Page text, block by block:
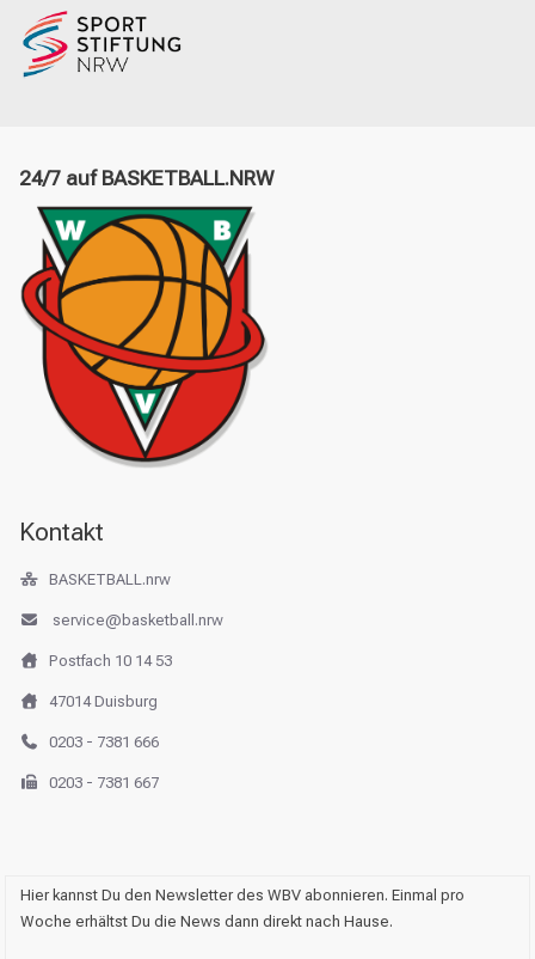
24/7 auf BASKETBALL.NRW
Kontakt
BASKETBALL.nrw
service@basketball.nrw
Postfach 10 14 53
47014 Duisburg
0203 - 7381 666
0203 - 7381 667
Hier kannst Du den Newsletter des WBV abonnieren. Einmal pro
Woche erhältst Du die News dann direkt nach Hause.